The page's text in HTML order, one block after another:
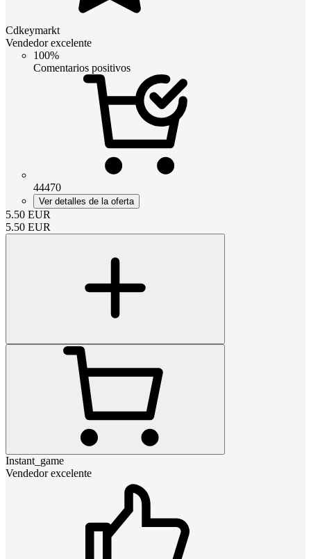
Cdkeymarkt
Vendedor excelente
100%
Comentarios positivos
44470
Ver detalles de la oferta
5.50 EUR
5.50 EUR
Instant_game
Vendedor excelente